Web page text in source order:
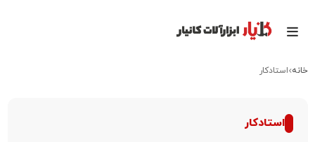
خانه استادکار
استادکار